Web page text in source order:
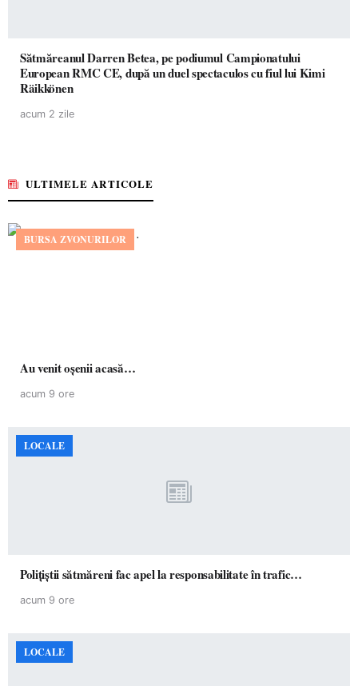
Sătmăreanul Darren Betea, pe podiumul Campionatului
European RMC CE, după un duel spectaculos cu fiul lui Kimi
Räikkönen
acum 2 zile
ULTIMELE ARTICOLE
BURSA ZVONURILOR
Au venit oșenii acasă…
acum 9 ore
LOCALE
Polițiștii sătmăreni fac apel la responsabilitate în trafic…
acum 9 ore
LOCALE